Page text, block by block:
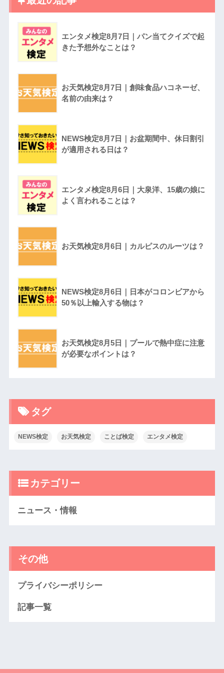
エンタメ検定8月7日｜パン当てクイズで起
きた予想外なことは？
お天気検定8月7日｜創味食品ハコネーゼ、
名前の由来は？
NEWS検定8月7日｜お盆期間中、休日割引
が適用される日は？
エンタメ検定8月6日｜大泉洋、15歳の娘に
よく言われることは？
お天気検定8月6日｜カルピスのルーツは？
NEWS検定8月6日｜日本がコロンビアから
50％以上輸入する物は？
お天気検定8月5日｜プールで熱中症に注意
が必要なポイントは？
タグ
NEWS検定 お天気検定 ことば検定 エンタメ検定
カテゴリー
ニュース・情報
その他
プライバシーポリシー
記事一覧